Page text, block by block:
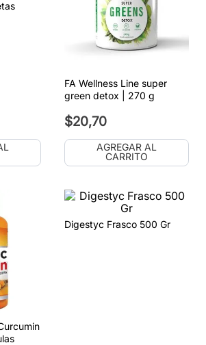
FA Wellness Line super
green detox | 270 g
$20,70
AGREGAR AL
CARRITO
Digestyc Frasco 500 Gr